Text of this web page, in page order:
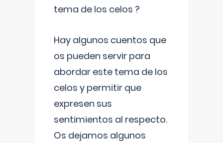
tema de los celos ?
Hay algunos cuentos que
os pueden servir para
abordar este tema de los
celos y permitir que
expresen sus
sentimientos al respecto.
Os dejamos algunos